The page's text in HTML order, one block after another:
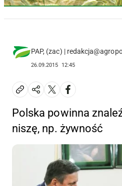
PAP, (zac) |
26.09.2015 12:45
Polska powinna
niszę, np. żywność